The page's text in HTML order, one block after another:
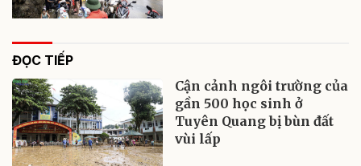
ĐỌC TIẾP
Cận cảnh ngôi trường của
gần 500 học sinh ở
Tuyên Quang bị bùn đất
vùi lấp